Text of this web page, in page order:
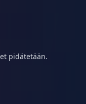
pidätetään.